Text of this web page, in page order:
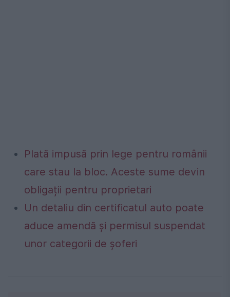
Plată impusă prin lege pentru românii
care stau la bloc. Aceste sume devin
obligații pentru proprietari
Un detaliu din certificatul auto poate
aduce amendă și permisul suspendat
unor categorii de șoferi